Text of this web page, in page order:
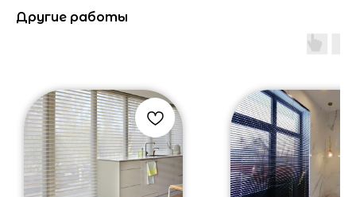
Другие работы